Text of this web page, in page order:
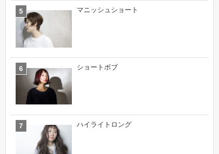
マニッシュショート
ショートボブ
ハイライトロング